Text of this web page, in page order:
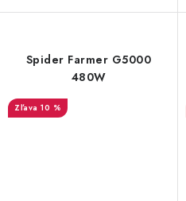
Spider Farmer G5000
480W
10 %